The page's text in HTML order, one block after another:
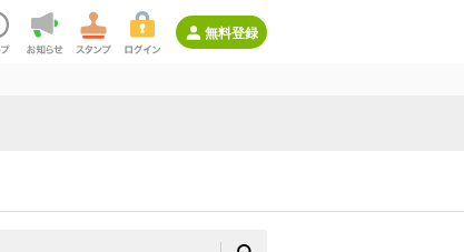
無料登録